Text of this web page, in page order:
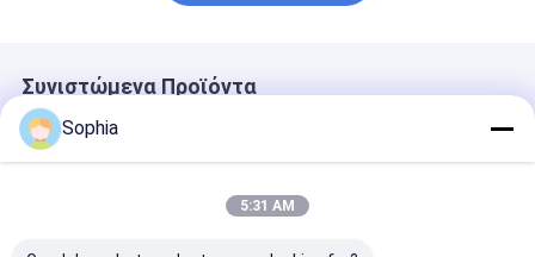
Συνιστώμενα Προϊόντα
Sophia
5:31 AM